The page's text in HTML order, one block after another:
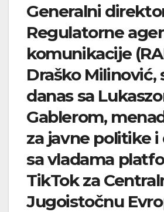
Generalni
Regulatorne
komunikacije
Draško Milinović,
danas sa
Gablerom,
za javne politike i
sa vladama
TikTok za
Jugoistočnu